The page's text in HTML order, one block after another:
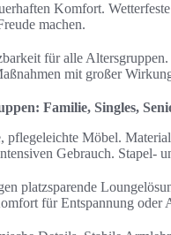
Komfort.
machen.
für alle
mit großer
Familie, Singles,
pflegeleichte Möbel.
Gebrauch. Stapel-
platzsparende
für Entspannung oder